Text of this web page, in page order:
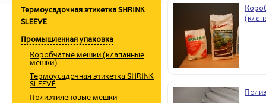
Термоусадочная этикетка SHRINK
SLEEVE
Промышленная упаковка
Коробчатые мешки (клапанные
мешки)
Термоусадочная этикетка SHRINK
SLEEVE
Полиэтиленовые мешки